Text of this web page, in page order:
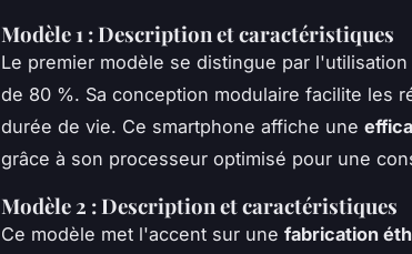
Modèle 1 : Description et caractéristiques
Le premier modèle se distingue par l'utilisation
de 80 %. Sa conception modulaire facilite les
durée de vie. Ce smartphone affiche une
grâce à son processeur optimisé pour une
Modèle 2 : Description et caractéristiques
Ce modèle met l'accent sur une fabrication